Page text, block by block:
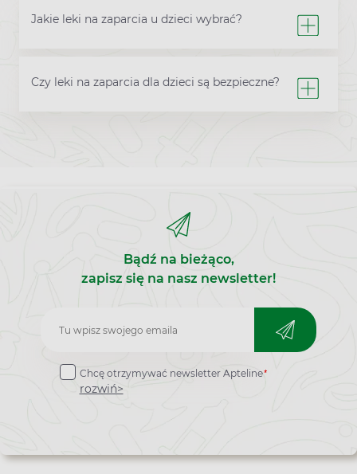
Jakie leki na zaparcia u dzieci wybrać?
Czy leki na zaparcia dla dzieci są bezpieczne?
Bądź na bieżąco,
zapisz się na nasz newsletter!
Zapisz
do
newslettera
Chcę otrzymywać newsletter Apteline*
rozwiń>